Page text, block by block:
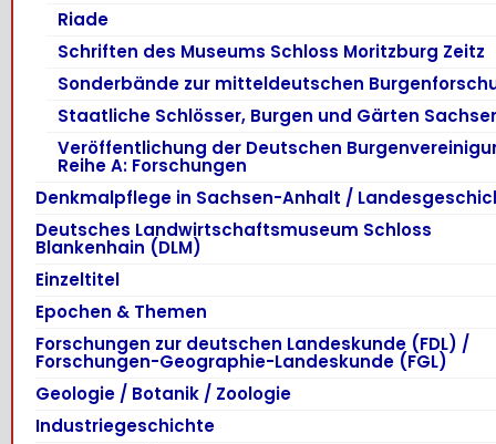
Riade
Schriften des Museums Schloss Moritzburg Zeitz
Sonderbände zur mitteldeutschen
Staatliche Schlösser, Burgen und Gärten
Veröffentlichung der Deutschen
Reihe A: Forschungen
Denkmalpflege in Sachsen-Anhalt /
Deutsches Landwirtschaftsmuseum Schloss
Blankenhain (DLM)
Einzeltitel
Epochen & Themen
Forschungen zur deutschen Landeskunde (FDL) /
Forschungen-Geographie-Landeskunde (FGL)
Geologie / Botanik / Zoologie
Industriegeschichte